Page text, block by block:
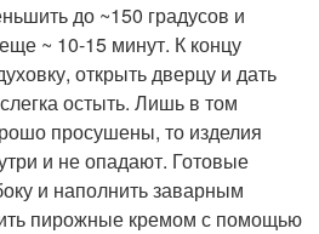
до ~150 градусов и
~ 10-15 минут. К концу
открыть дверцу и дать
остыть. Лишь в том
просушены, то изделия
и не опадают. Готовые
и наполнить заварным
пирожные кремом с помощью